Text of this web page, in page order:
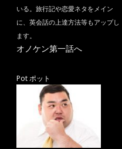
いる。旅行記や恋愛ネタをメイン
に、英会話の上達方法等もアップし
ます。
オノケン第一話へ
Pot ポット